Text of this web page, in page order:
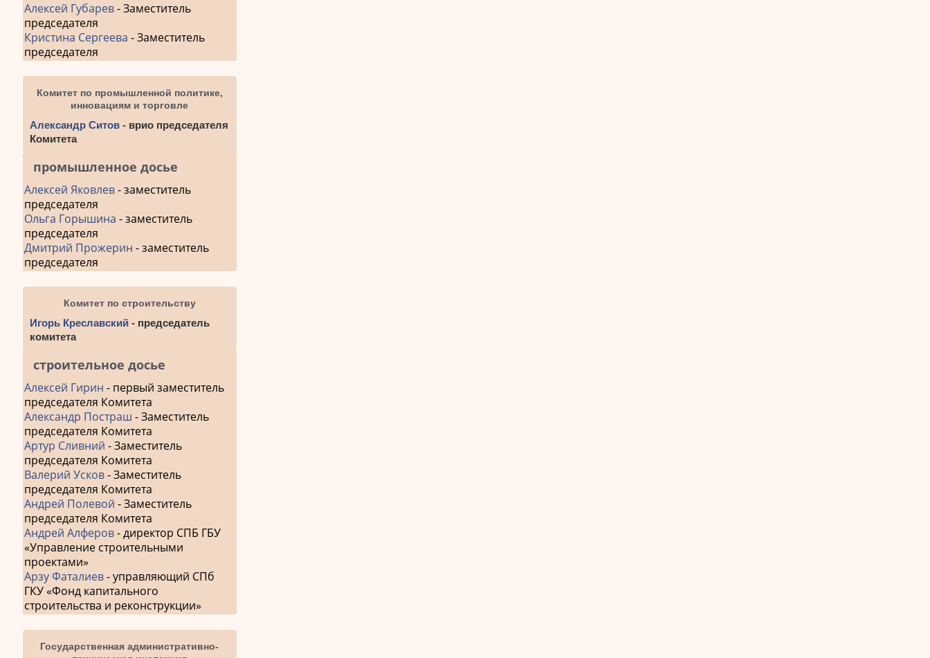
Алексей Губарев- Заместитель
председателя
Кристина Сергеева - Заместитель
председателя
Комитет по промышленной политике,
инновациям и торговле
Александр Ситов - врио председателя
Комитета
промышленное досье
Алексей Яковлев- заместитель
председателя
Ольга Горышина - заместитель
председателя
Дмитрий Прожерин - заместитель
председателя
Комитет по строительству
Игорь Креславский - председатель
комитета
строительное досье
Алексей Гирин - первый заместитель
председателя Комитета
Александр Постраш - Заместитель
председателя Комитета
Артур Сливний - Заместитель
председателя Комитета
Валерий Усков- Заместитель
председателя Комитета
Андрей Полевой - Заместитель
председателя Комитета
Андрей Алферов- директор СПБ ГБУ
«Управление строительными
проектами»
Арзу Фаталиев- управляющий СПб
ГКУ «Фонд капитального
строительства и реконструкции»
Государственная административно-